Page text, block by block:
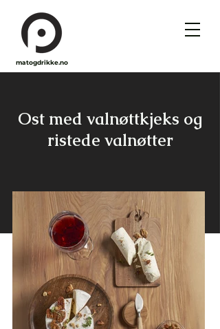
matogdrikke.no
Ost med valnøttkjeks og
ristede valnøtter